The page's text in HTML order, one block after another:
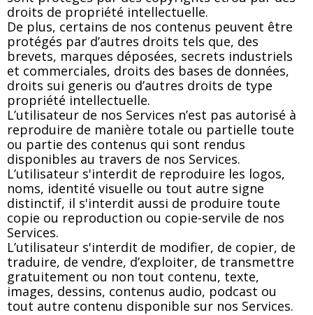
droits de propriété intellectuelle.
De plus, certains de nos contenus peuvent être
protégés par d’autres droits tels que, des
brevets, marques déposées, secrets industriels
et commerciales, droits des bases de données,
droits sui generis ou d’autres droits de type
propriété intellectuelle.
L’utilisateur de nos Services n’est pas autorisé à
reproduire de manière totale ou partielle toute
ou partie des contenus qui sont rendus
disponibles au travers de nos Services.
L’utilisateur s'interdit de reproduire les logos,
noms, identité visuelle ou tout autre signe
distinctif, il s'interdit aussi de produire toute
copie ou reproduction ou copie-servile de nos
Services.
L’utilisateur s'interdit de modifier, de copier, de
traduire, de vendre, d’exploiter, de transmettre
gratuitement ou non tout contenu, texte,
images, dessins, contenus audio, podcast ou
tout autre contenu disponible sur nos Services.